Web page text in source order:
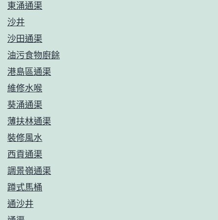
東涌通渠
沙井
沙田通渠
油污食物廚餘
港島區通渠
維修水喉
葵涌通渠
薄扶林通渠
裝修風水
西貢通渠
調景嶺通渠
蹲式馬桶
通沙井